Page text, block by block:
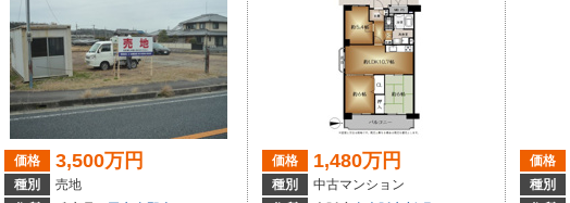
価格 3,500万円
種別
売地
価格 1,480万円
種別
中古マンション
価格
種別